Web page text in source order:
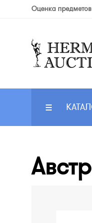
Оценка